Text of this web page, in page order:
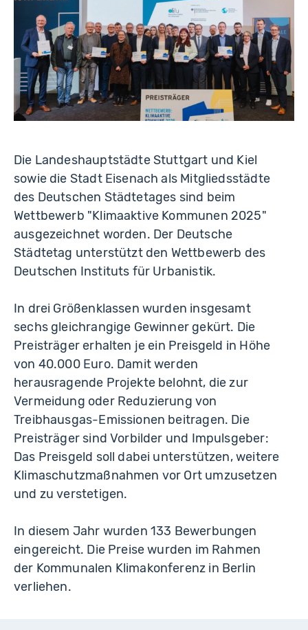
Die Landeshauptstädte Stuttgart und Kiel
sowie die Stadt Eisenach als Mitgliedsstädte
des Deutschen Städtetages sind beim
Wettbewerb "Klimaaktive Kommunen 2025"
ausgezeichnet worden. Der Deutsche
Städtetag unterstützt den Wettbewerb des
Deutschen Instituts für Urbanistik.
In drei Größenklassen wurden insgesamt
sechs gleichrangige Gewinner gekürt. Die
Preisträger erhalten je ein Preisgeld in Höhe
von 40.000 Euro. Damit werden
herausragende Projekte belohnt, die zur
Vermeidung oder Reduzierung von
Treibhausgas-Emissionen beitragen. Die
Preisträger sind Vorbilder und Impulsgeber:
Das Preisgeld soll dabei unterstützen, weitere
Klimaschutzmaßnahmen vor Ort umzusetzen
und zu verstetigen.
In diesem Jahr wurden 133 Bewerbungen
eingereicht. Die Preise wurden im Rahmen
der Kommunalen Klimakonferenz in Berlin
verliehen.